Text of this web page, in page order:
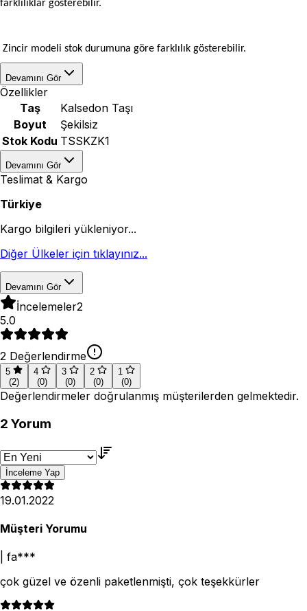
farklılıklar gösterebilir.
Zincir modeli stok durumuna göre farklılık gösterebilir.
Devamını Gör
Özellikler
Taş
Kalsedon Taşı
Boyut
Şekilsiz
Stok Kodu TSSKZK1
Devamını Gör
Teslimat & Kargo
Türkiye
Kargo bilgileri yükleniyor...
Diğer Ülkeler için tıklayınız...
Devamını Gör
İncelemeler2
5.0
2 Değerlendirme
5
(2)
4
(0)
3
(0)
2
(0)
1
(0)
Değerlendirmeler doğrulanmış müşterilerden gelmektedir.
2 Yorum
İnceleme Yap
19.01.2022
Müşteri Yorumu
fa***
çok güzel ve özenli paketlenmişti, çok teşekkürler